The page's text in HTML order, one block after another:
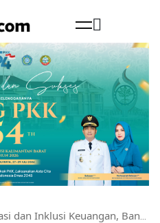
Cari
Bank Kalbar dan OJK Gelar Sosialisasi di Badau